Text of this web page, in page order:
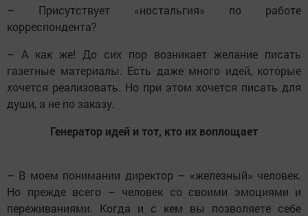
– Присутствует «ностальгия» по работе
корреспондента?
– А как же! До сих пор возникает желание писать
газетные материалы. Есть даже много идей, которые
хочется реализовать. Но при этом хочется писать для
души, а не по заказу.
Генератор идей и тот, кто их воплощает
– В моем понимании директор – «железный» человек.
Но прежде всего – человек со своими эмоциями и
переживаниями. Когда и с кем вы позволяете себе